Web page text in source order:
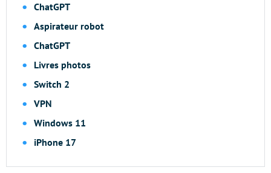
ChatGPT
Aspirateur robot
ChatGPT
Livres photos
Switch 2
VPN
Windows 11
iPhone 17